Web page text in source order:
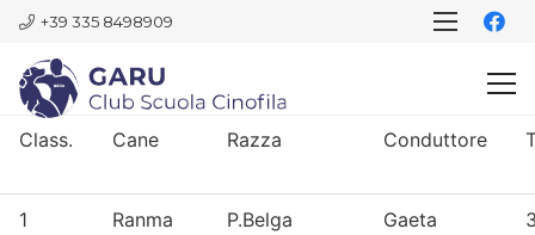
+39 335 8498909
Class. Cane Razza Conduttore
1 Ranma
P.Belga
Gaeta